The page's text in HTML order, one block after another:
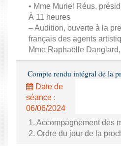
• Mme Muriel Réus,
À 11 heures
– Audition, ouverte à la
français des agents
Mme Raphaëlle
Compte rendu intégral de la
Date de
séance :
06/06/2024
1. Accompagnement des
2. Ordre du jour de la